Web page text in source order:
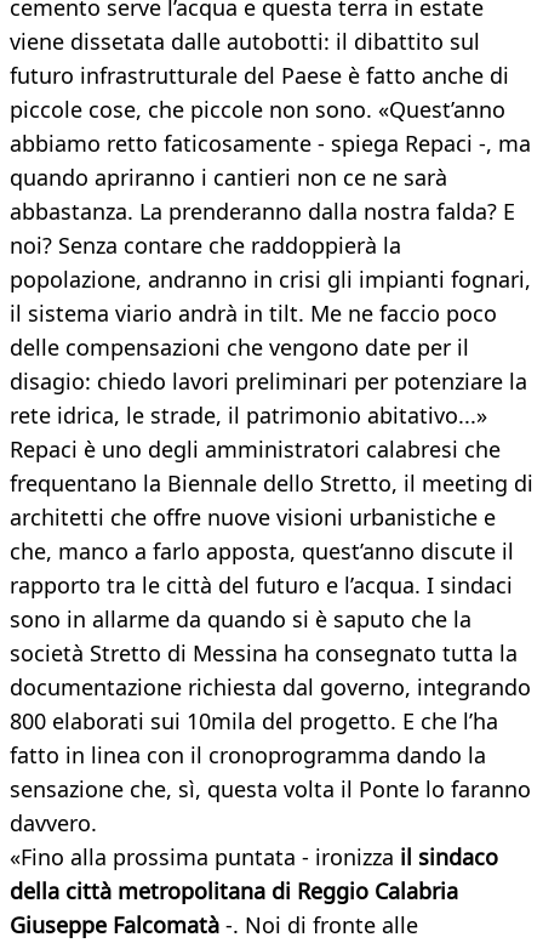
cemento serve l’acqua e questa terra in estate
viene dissetata dalle autobotti: il dibattito sul
futuro infrastrutturale del Paese è fatto anche di
piccole cose, che piccole non sono. «Quest’anno
abbiamo retto faticosamente - spiega Repaci -, ma
quando apriranno i cantieri non ce ne sarà
abbastanza. La prenderanno dalla nostra falda? E
noi? Senza contare che raddoppierà la
popolazione, andranno in crisi gli impianti fognari,
il sistema viario andrà in tilt. Me ne faccio poco
delle compensazioni che vengono date per il
disagio: chiedo lavori preliminari per potenziare la
rete idrica, le strade, il patrimonio abitativo...»
Repaci è uno degli amministratori calabresi che
frequentano la Biennale dello Stretto, il meeting di
architetti che offre nuove visioni urbanistiche e
che, manco a farlo apposta, quest’anno discute il
rapporto tra le città del futuro e l’acqua. I sindaci
sono in allarme da quando si è saputo che la
società Stretto di Messina ha consegnato tutta la
documentazione richiesta dal governo, integrando
800 elaborati sui 10mila del progetto. E che l’ha
fatto in linea con il cronoprogramma dando la
sensazione che, sì, questa volta il Ponte lo faranno
davvero.
«Fino alla prossima puntata - ironizza il sindaco
della città metropolitana di Reggio Calabria
Giuseppe Falcomatà -. Noi di fronte alle